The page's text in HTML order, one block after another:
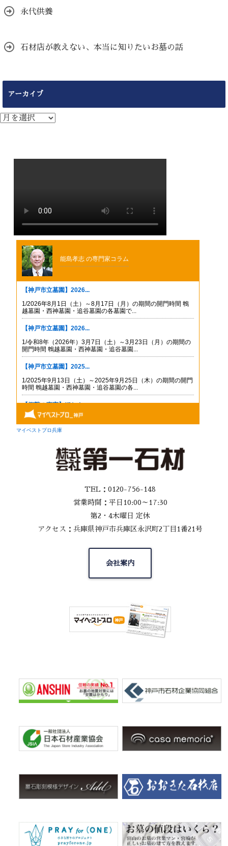
永代供養
石材店が教えない、本当に知りたいお墓の話
アーカイブ
ア
ー
TEL：0120-756-148
営業時間：平日10:00～17:30
第2・4木曜日 定休
アクセス：兵庫県神戸市兵庫区永沢町2丁目1番21号
会社案内